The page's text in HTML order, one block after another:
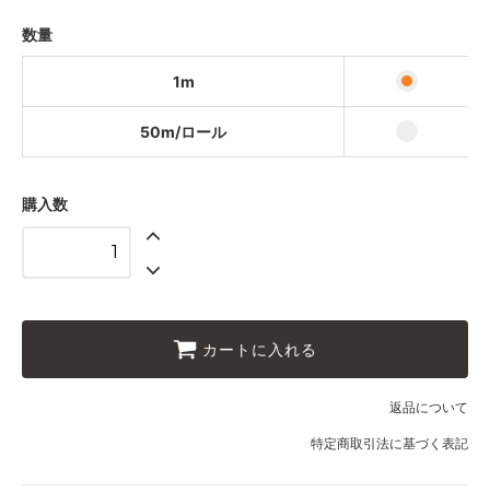
数量
1m
50m/ロール
購入数
カートに入れる
返品について
特定商取引法に基づく表記